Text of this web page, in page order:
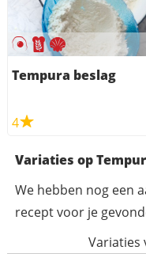
Tempura beslag
4
Variaties op
We hebben nog een
recept voor je
Variaties